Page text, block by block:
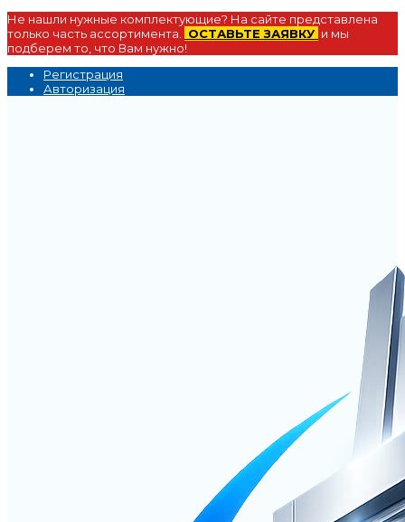
Не нашли нужные комплектующие? На сайте представлена
только часть ассортимента.
ОСТАВЬТЕ ЗАЯВКУ и мы
подберем то, что Вам нужно!
Регистрация
Авторизация